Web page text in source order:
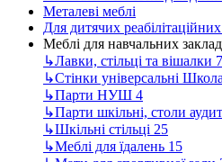
Металеві меблі
Для дитячих
Меблі для навчальних
↳Лавки, стільці та вішалки 7
↳Стінки універсальні
↳Парти НУШ 4
↳Парти шкільні, столи
↳Шкільні стільці 25
↳Меблі для їдалень 15